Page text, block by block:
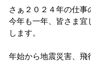
さぁ２０２４年の仕事
今年も一年、皆さま宜
します。
年始から地震災害、飛